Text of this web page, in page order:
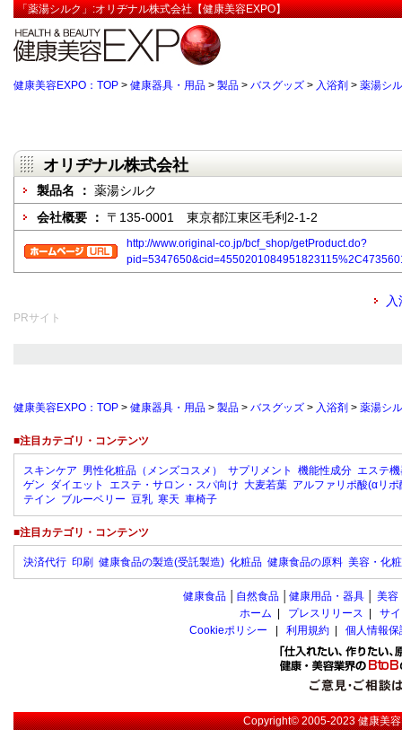
「薬湯シルク」:オリヂナル株式会社【健康美容EXPO】
健康美容EXPO：TOP > 健康器具・用品 > 製品 > バスグッズ > 入浴剤 > 薬湯シ
オリヂナル株式会社
製品名 ： 薬湯シルク
会社概要 ： 〒135-0001 東京都江東区毛利2-1-2
http://www.original-co.jp/bcf_shop/getProduct.do?
PRサイト
健康美容EXPO：TOP > 健康器具・用品 > 製品 > バスグッズ > 入浴剤 > 薬湯シ
■注目カテゴリ・コンテンツ
スキンケア 男性化粧品（メンズコスメ） サプリメント 機能性成分 エステ
ゲン ダイエット エステ・サロン・スパ向け 大麦若葉 アルファリポ酸(αリポ
テイン ブルーベリー 豆乳 寒天 車椅子
■注目カテゴリ・コンテンツ
決済代行 印刷 健康食品の製造(受託製造) 化粧品 健康食品の原料 美容・化
健康食品 自然食品 健康用品・器具 美容
ホーム
プレスリリース
サ
Cookieポリシー
利用規約 個人情報
Copyright© 2005-2023健康美